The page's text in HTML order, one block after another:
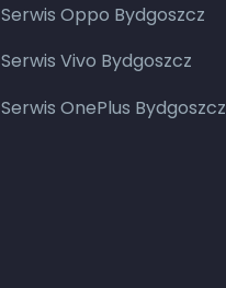
Serwis Oppo Bydgoszcz
Serwis Vivo Bydgoszcz
Serwis OnePlus Bydgoszcz